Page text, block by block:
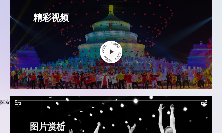
精彩视频
探索更多
图片赏析